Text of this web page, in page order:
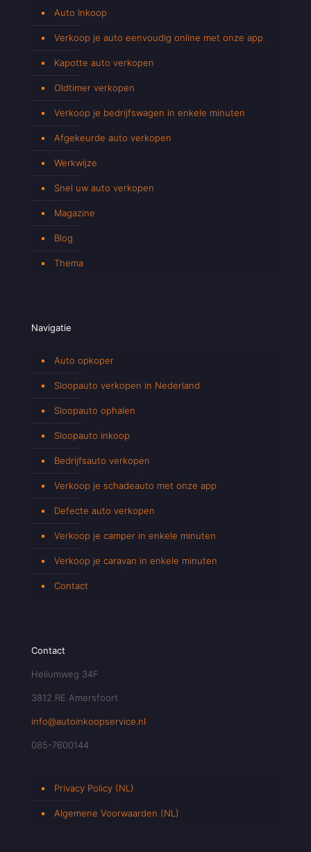
Auto Inkoop
Verkoop je auto eenvoudig online met onze app
Kapotte auto verkopen
Oldtimer verkopen
Verkoop je bedrijfswagen in enkele minuten
Afgekeurde auto verkopen
Werkwijze
Snel uw auto verkopen
Magazine
Blog
Thema
Navigatie
Auto opkoper
Sloopauto verkopen in Nederland
Sloopauto ophalen
Sloopauto inkoop
Bedrijfsauto verkopen
Verkoop je schadeauto met onze app
Defecte auto verkopen
Verkoop je camper in enkele minuten
Verkoop je caravan in enkele minuten
Contact
Contact
Heliumweg 34F
3812 RE Amersfoort
info@autoinkoopservice.nl
085-7600144
Privacy Policy (NL)
Algemene Voorwaarden (NL)